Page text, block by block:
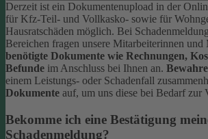
Derzeit ist ein Dokumentenupload in der
für Kfz-Teil- und Vollkasko- sowie für
Hausratschäden möglich. Bei
Bereichen fragen unsere Mitarbeiterinnen und
benötigte Dokumente wie Rechnungen,
Befunde im Anschluss bei Ihnen an.
einem Leistungs- oder Schadenfall
Dokumente auf, um uns diese bei Bedarf zur
Bekomme ich eine Bestätigung
Schadenmeldung?